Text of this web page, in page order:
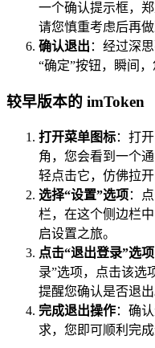
一个确认提示框，
请您慎重考虑后再做
确认退出 ：经过深
“确定”按钮，瞬间，
较早版本的 imToken
打开菜单图标：打
角，您会看到一个
轻点击它，仿佛拉
选择“设置”选项 ：
栏，在这个侧边栏
启设置之旅。
点击“退出登录”选项
录”选项，点击该选
提醒您确认是否退出
完成退出操作：确
求，您即可顺利完